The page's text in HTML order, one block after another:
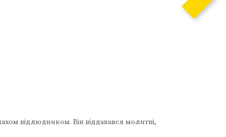
відлюдником. Він віддавався молитві,